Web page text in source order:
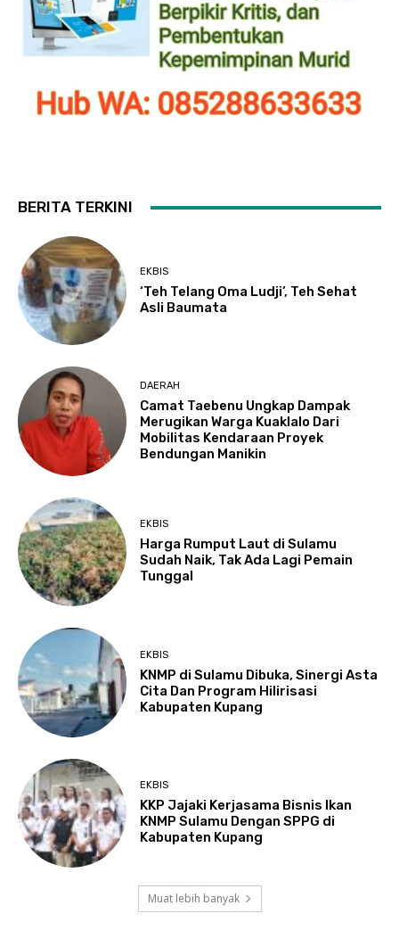
BERITA TERKINI
EKBIS
‘Teh Telang Oma Ludji’, Teh Sehat
Asli Baumata
DAERAH
Camat Taebenu Ungkap Dampak
Merugikan Warga Kuaklalo Dari
Mobilitas Kendaraan Proyek
Bendungan Manikin
EKBIS
Harga Rumput Laut di Sulamu
Sudah Naik, Tak Ada Lagi Pemain
Tunggal
EKBIS
KNMP di Sulamu Dibuka, Sinergi Asta
Cita Dan Program Hilirisasi
Kabupaten Kupang
EKBIS
KKP Jajaki Kerjasama Bisnis Ikan
KNMP Sulamu Dengan SPPG di
Kabupaten Kupang
Muat lebih banyak